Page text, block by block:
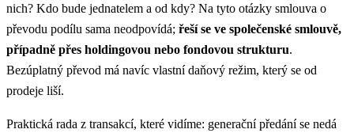
nich? Kdo bude jednatelem a od kdy? Na tyto otázky smlouva o
převodu podílu sama neodpovídá; řeší se ve společenské smlouvě,
případně přes holdingovou nebo fondovou strukturu.
Bezúplatný převod má navíc vlastní daňový režim, který se od
prodeje liší.
Praktická rada z transakcí, které vidíme: generační předání se nedá